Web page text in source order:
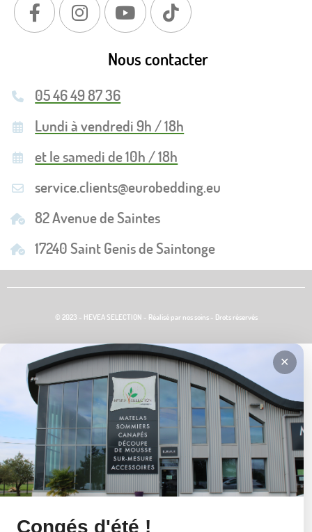
Nous contacter
05 46 49 87 36
Lundi à vendredi 9h / 18h
et le samedi de 10h / 18h
service.clients@eurobedding.eu
82 Avenue de Saintes
17240 Saint Genis de Saintonge
© 2023 - HEVEA SELECTION - Réalisé par nos soins - Drots réservés
Congés d'été !
✕